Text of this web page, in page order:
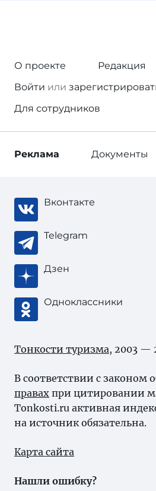
О проекте
Редакция
Войти или
Для сотрудников
Реклама Документы
Вконтакте
Telegram
Дзен
Одноклассники
Тонкости туризма, 2003 —
В соответствии с законом
правах при цитировании
Tonkosti.ru активная
на источник обязательна.
Карта сайта
Нашли ошибку?